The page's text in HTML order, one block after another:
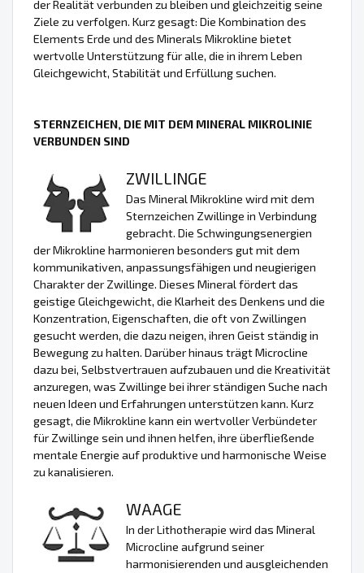
der Realität verbunden zu bleiben und gleichzeitig seine
Ziele zu verfolgen. Kurz gesagt: Die Kombination des
Elements Erde und des Minerals Mikrokline bietet
wertvolle Unterstützung für alle, die in ihrem Leben
Gleichgewicht, Stabilität und Erfüllung suchen.
STERNZEICHEN, DIE MIT DEM MINERAL MIKROLINIE
VERBUNDEN SIND
ZWILLINGE
Das Mineral Mikrokline wird mit dem
Sternzeichen Zwillinge in Verbindung
gebracht. Die Schwingungsenergien
der Mikrokline harmonieren besonders gut mit dem
kommunikativen, anpassungsfähigen und neugierigen
Charakter der Zwillinge. Dieses Mineral fördert das
geistige Gleichgewicht, die Klarheit des Denkens und die
Konzentration, Eigenschaften, die oft von Zwillingen
gesucht werden, die dazu neigen, ihren Geist ständig in
Bewegung zu halten. Darüber hinaus trägt Microcline
dazu bei, Selbstvertrauen aufzubauen und die Kreativität
anzuregen, was Zwillinge bei ihrer ständigen Suche nach
neuen Ideen und Erfahrungen unterstützen kann. Kurz
gesagt, die Mikrokline kann ein wertvoller Verbündeter
für Zwillinge sein und ihnen helfen, ihre überfließende
mentale Energie auf produktive und harmonische Weise
zu kanalisieren.
WAAGE
In der Lithotherapie wird das Mineral
Microcline aufgrund seiner
harmonisierenden und ausgleichenden